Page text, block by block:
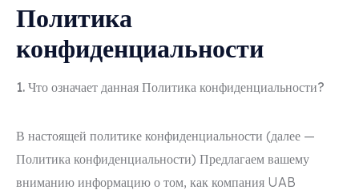
Политика
конфиденциальности
1. Что означает данная Политика конфиденциальности?
В настоящей политике конфиденциальности (далее —
Политика конфиденциальности) Предлагаем вашему
вниманию информацию о том, как компания UAB